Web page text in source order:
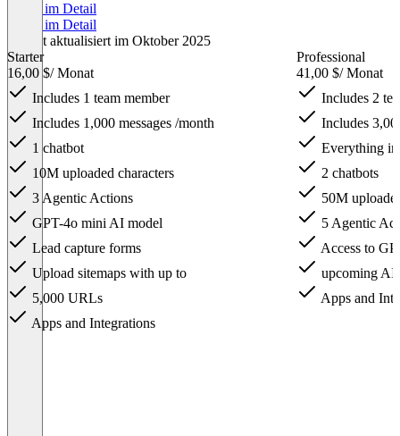
Preise im Detail
Preise im Detail
Zuletzt aktualisiert im Oktober 2025
Starter
16,00 $/ Monat
Includes 1 team member
Includes 1,000 messages /month
1 chatbot
10M uploaded characters
3 Agentic Actions
GPT-4o mini AI model
Lead capture forms
Upload sitemaps with up to
5,000 URLs
Apps and Integrations
Professional
41,00 $/ Monat
Includes 2
Includes
Everything in
2 chatbots
50M
5 Agentic
Access to
upcoming AI
Apps and